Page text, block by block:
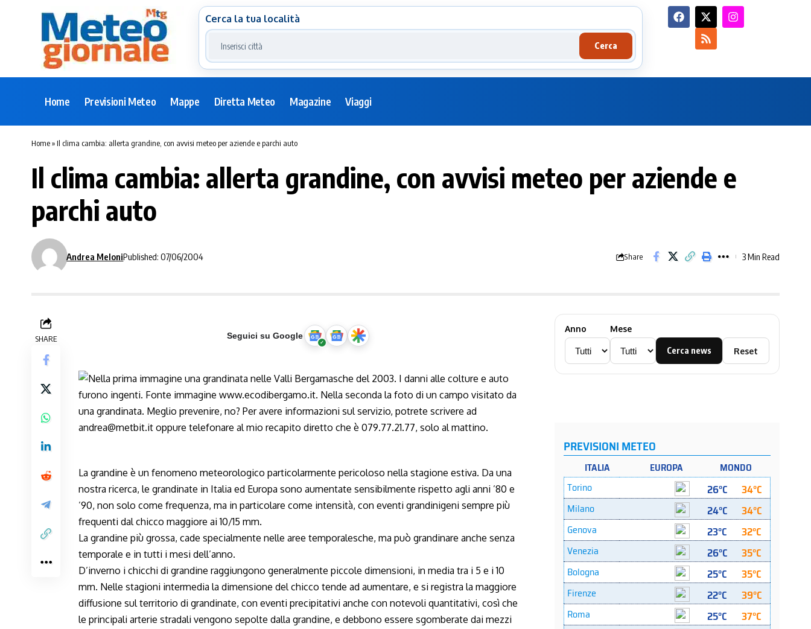
Cerca la tua località
Cerca
Home Previsioni Meteo Mappe Diretta Meteo Magazine Viaggi
Home»Il clima cambia: allerta grandine, con avvisi meteo per aziende e parchi auto
Il clima cambia: allerta grandine, con avvisi meteo per aziende e
parchi auto
Andrea MeloniPublished: 07/06/2004 Share 3 Min Read
SHARE Seguici su Google
La grandine è un fenomeno meteorologico particolarmente pericoloso nella stagione estiva. Da una
nostra ricerca, le grandinate in Italia ed Europa sono aumentate sensibilmente rispetto agli anni ’80 e
’90, non solo come frequenza, ma in particolare come intensità, con eventi grandinigeni sempre più
frequenti dal chicco maggiore ai 10/15 mm.
La grandine più grossa, cade specialmente nelle aree temporalesche, ma può grandinare anche senza
temporale e in tutti i mesi dell’anno.
D’inverno i chicchi di grandine raggiungono generalmente piccole dimensioni, in media tra i 5 e i 10
mm. Nelle stagioni intermedia la dimensione del chicco tende ad aumentare, e si registra la maggiore
diffusione sul territorio di grandinate, con eventi precipitativi anche con notevoli quantitativi, così che
le principali arterie stradali vengono sepolte dalla grandine, e debbono essere sgomberate dai mezzi
Anno Mese
Cerca news Reset